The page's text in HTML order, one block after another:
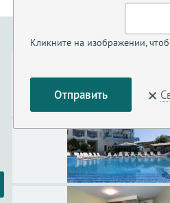
Кликните на изображении,